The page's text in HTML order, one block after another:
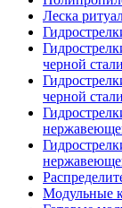
Леска
черной стали
черной стали
Модульные